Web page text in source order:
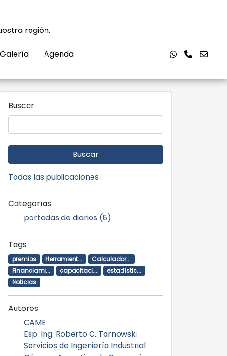
región.
Galería Agenda
Buscar
Buscar
Todas las publicaciones
Categorías
portadas de diarios (8)
Tags
premios Herramient...
Calculador...
Financiami...
capacitaci...
estadístic...
Noticias
Autores
CAME
Esp. Ing. Roberto C. Tarnowski
Servicios de Ingeniería Industrial